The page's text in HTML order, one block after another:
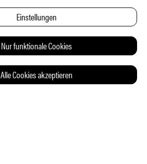
Einstellungen
Nur funktionale Cookies
Alle Cookies akzeptieren